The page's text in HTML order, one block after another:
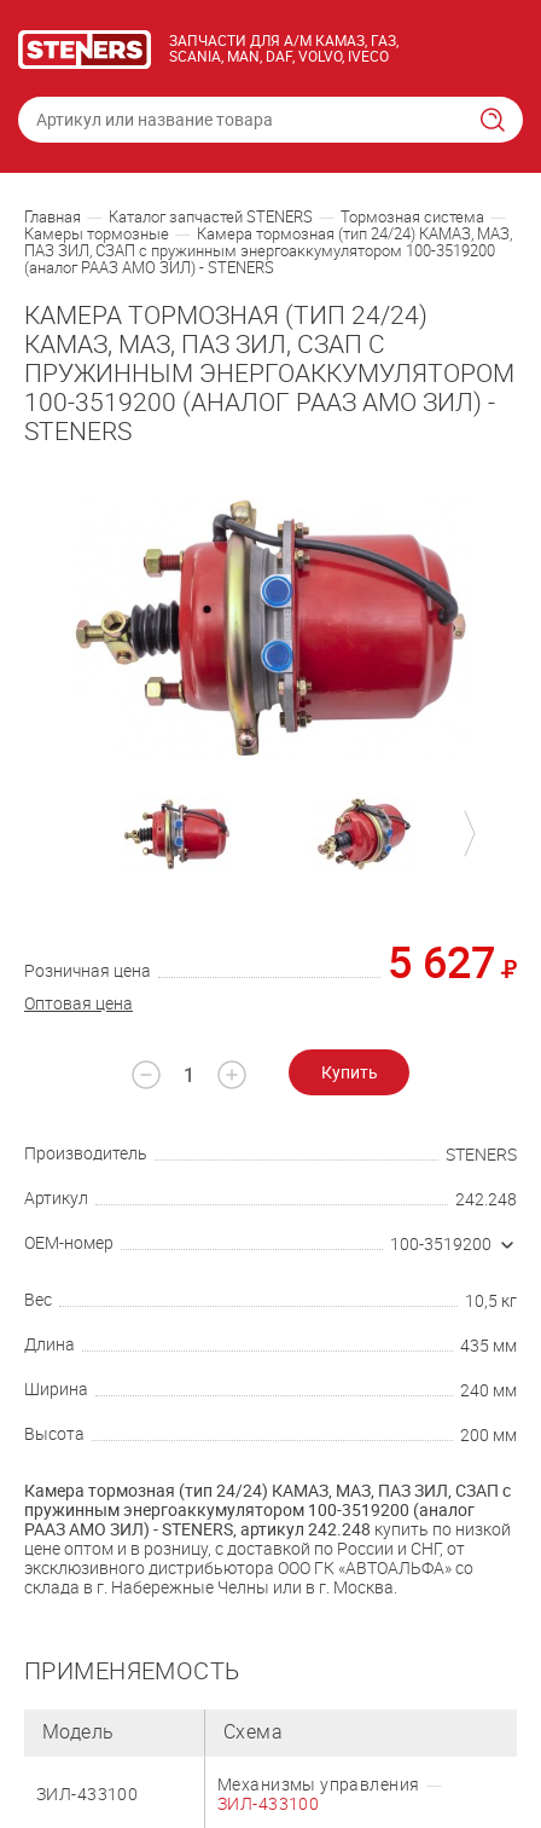
ЗАПЧАСТИ ДЛЯ А/М КАМАЗ, ГАЗ,
SCANIA, MAN, DAF, VOLVO, IVECO
Главная Каталог запчастей STENERS
Тормозная система
Камеры тормозные
Камера тормозная (тип 24/24) КАМАЗ, МАЗ,
ПАЗ ЗИЛ, СЗАП с пружинным энергоаккумулятором 100-3519200
(аналог РААЗ АМО ЗИЛ) - STENERS
КАМЕРА ТОРМОЗНАЯ (ТИП 24/24)
КАМАЗ, МАЗ, ПАЗ ЗИЛ, СЗАП С
ПРУЖИННЫМ ЭНЕРГОАККУМУЛЯТОРОМ
100-3519200 (АНАЛОГ РААЗ АМО ЗИЛ) -
STENERS
Розничная цена 5 627
Оптовая цена
Купить
Производитель STENERS
Артикул 242.248
OEM-номер 100-3519200
Вес 10,5 кг
Длина 435 мм
Ширина 240 мм
Высота 200 мм
Камера тормозная (тип 24/24) КАМАЗ, МАЗ, ПАЗ ЗИЛ, СЗАП с
пружинным энергоаккумулятором 100-3519200 (аналог
РААЗ АМО ЗИЛ) - STENERS, артикул 242.248 купить по низкой
цене оптом и в розницу, с доставкой по России и СНГ, от
эксклюзивного дистрибьютора ООО ГК «АВТОАЛЬФА» со
склада в г. Набережные Челны или в г. Москва.
ПРИМЕНЯЕМОСТЬ
Модель Схема
ЗИЛ-433100
Механизмы управления
ЗИЛ-433100